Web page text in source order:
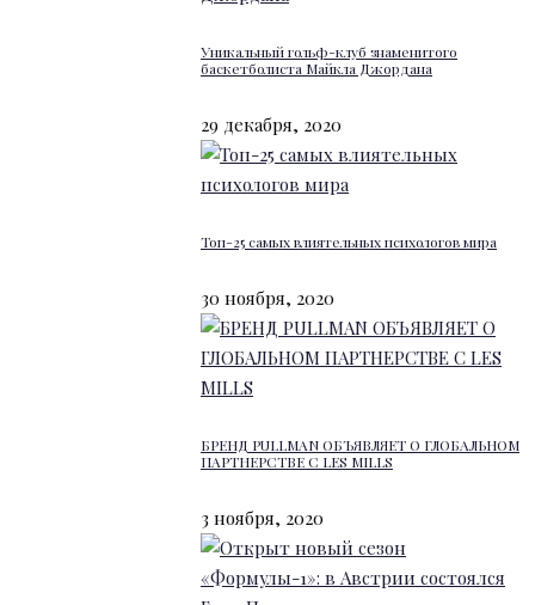
Уникальный гольф-клуб знаменитого
баскетболиста Майкла Джордана
29 декабря, 2020
Топ-25 самых влиятельных психологов мира
30 ноября, 2020
БРЕНД PULLMAN ОБЪЯВЛЯЕТ О ГЛОБАЛЬНОМ
ПАРТНЕРСТВЕ С LES MILLS
3 ноября, 2020